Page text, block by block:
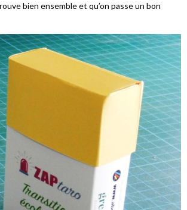
bien ensemble et qu’on passe un bon